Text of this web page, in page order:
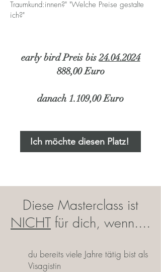
Traumkund:innen?" "Welche Preise gestalte
ich?"
early bird Preis bis24.04.2024
888,00 Euro
danach 1.109,00 Euro
Ich möchte diesen Platz!
Diese Masterclass ist
NICHT für dich, wenn....
du bereits viele Jahre tätig bist als
Visagistin